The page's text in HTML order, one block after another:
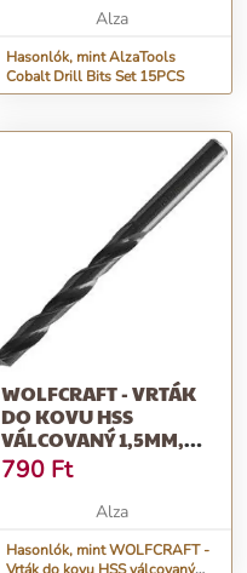
Alza
Hasonlók, mint AlzaTools
Cobalt Drill Bits Set 15PCS
WOLFCRAFT - VRTÁK
DO KOVU HSS
VÁLCOVANÝ 1,5MM,
3KS
790 Ft
Alza
Hasonlók, mint WOLFCRAFT -